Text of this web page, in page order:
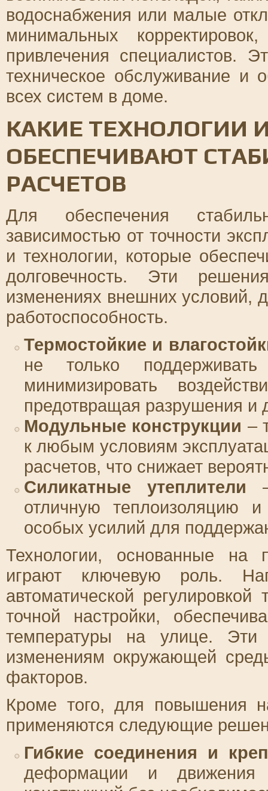
водоснабжения или малые
минимальных
привлечения специалистов.
техническое обслуживание и
всех систем в доме.
КАКИЕ ТЕХНОЛОГИИ
ОБЕСПЕЧИВАЮТ
РАСЧЕТОВ
Для обеспечения
зависимостью от точности
и технологии, которые
долговечность. Эти
изменениях внешних условий,
работоспособность.
Термостойкие и
не только
минимизировать
предотвращая разрушения
Модульные конструкции –
к любым условиям
расчетов, что снижает
Силикатные утеплители
отличную теплоизоляцию
особых усилий для
Технологии, основанные на
играют ключевую роль.
автоматической
точной настройки,
температуры на улице. Эти
изменениям окружающей
факторов.
Кроме того, для повышения
применяются следующие
Гибкие соединения и
деформации и движения